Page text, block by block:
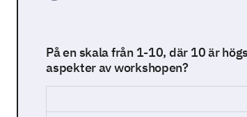
På en skala från 1-10, där 10 är
aspekter av workshopen?